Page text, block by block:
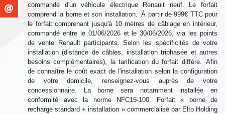
commande d'un véhicule électrique Renault neuf. Le forfait
comprend la borne et son installation. À partir de 999€ TTC pour
le forfait comprenant jusqu'à 10 mètres de câblage en intérieur,
commandé entre le 01/06/2026 et le 30/06/2026, via les points
de vente Renault participants. Selon les spécificités de votre
installation (distance de câbles, installation triphasée et autres
besoins complémentaires), la tarification du forfait diffère. Afin
de connaître le coût exact de l'installation selon la configuration
de votre domicile, renseignez-vous auprès de votre
concessionnaire. La borne sera notamment installée en
conformité avec la norme NFC15-100. Forfait « borne de
recharge standard + installation » commercialisé par Elto Holding